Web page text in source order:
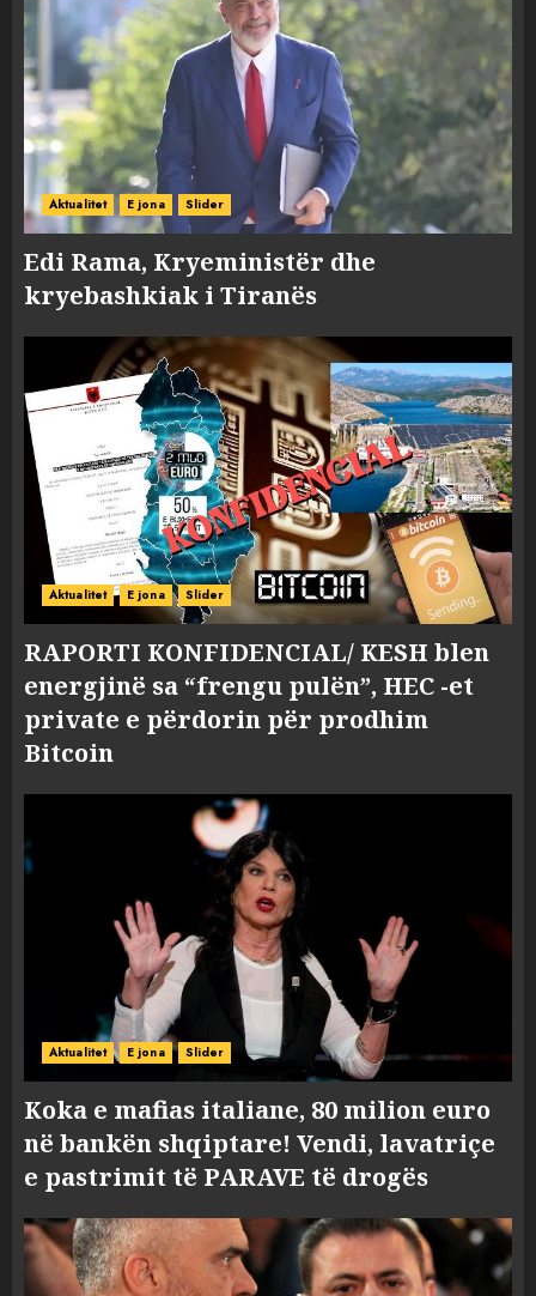
Aktualitet E jona Slider
Edi Rama, Kryeministër dhe
kryebashkiak i Tiranës
Aktualitet E jona Slider
RAPORTI KONFIDENCIAL/ KESH blen
energjinë sa “frengu pulën”, HEC -et
private e përdorin për prodhim
Bitcoin
Aktualitet E jona Slider
Koka e mafias italiane, 80 milion euro
në bankën shqiptare! Vendi, lavatriçe
e pastrimit të PARAVE të drogës